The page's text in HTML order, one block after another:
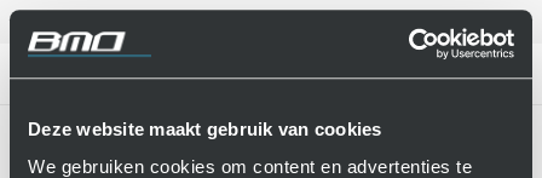
Deze website maakt gebruik van cookies
We gebruiken cookies om content en advertenties te
CONTACT
Home